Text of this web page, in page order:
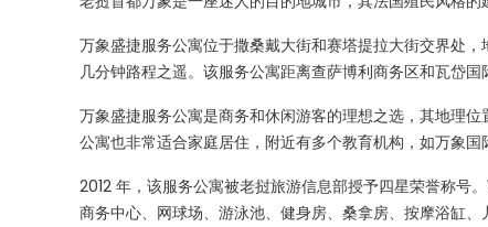
万象盛捷服务公寓位于撒桑戴大街和赛塔提拉大街交界处
几分钟路程之遥。该服务公寓距离查萨博利商务区和瓦岱国
万象盛捷服务公寓是商务和休闲游客的理想之选，其地理
公寓也非常适合家庭居住，附近有多个教育机构，如万象
2012 年，该服务公寓被老挝旅游信息部授予四星荣誉称号
商务中心、网球场、游泳池、健身房、桑拿房、按摩浴缸